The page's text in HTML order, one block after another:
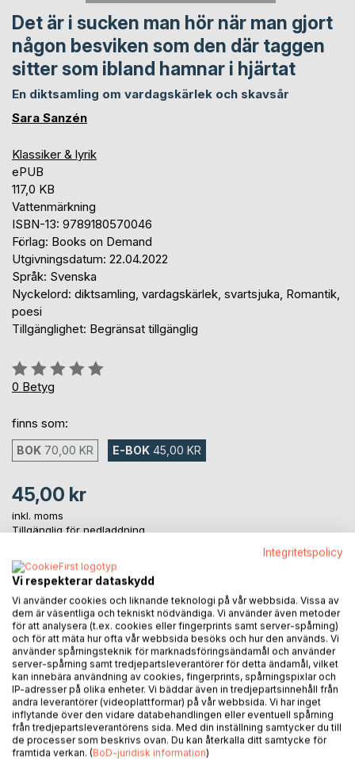
Det är i sucken man hör när man gjort
någon besviken som den där taggen
sitter som ibland hamnar i hjärtat
En diktsamling om vardagskärlek och skavsår
Sara Sanzén
Klassiker & lyrik
ePUB
117,0 KB
Vattenmärkning
ISBN-13: 9789180570046
Förlag: Books on Demand
Utgivningsdatum: 22.04.2022
Språk: Svenska
Nyckelord: diktsamling, vardagskärlek, svartsjuka, Romantik,
poesi
Tillgänglighet: Begränsat tillgänglig
Betyg::
0%
0 Betyg
finns som:
BOK 70,00 KR E-BOK 45,00 KR
45,00 kr
inkl. moms
Tillgänglig för nedladdning
LÄGG I KUNDVAGNEN
Lägg till i kom-ihåglista
Recensera titel
Integritetspolicy
Vi respekterar dataskydd
Vi använder cookies och liknande teknologi på vår webbsida. Vissa av
dem är väsentliga och tekniskt nödvändiga. Vi använder även metoder
för att analysera (t.ex. cookies eller fingerprints samt server-spårning)
och för att mäta hur ofta vår webbsida besöks och hur den används. Vi
använder spårningsteknik för marknadsföringsändamål och använder
server-spårning samt tredjepartsleverantörer för detta ändamål, vilket
kan innebära användning av cookies, fingerprints, spårningspixlar och
IP-adresser på olika enheter. Vi bäddar även in tredjepartsinnehåll från
andra leverantörer (videoplattformar) på vår webbsida. Vi har inget
inflytande över den vidare databehandlingen eller eventuell spårning
från tredjepartsleverantörens sida. Med din inställning samtycker du till
de processer som beskrivs ovan. Du kan återkalla ditt samtycke för
framtida verkan. (BoD-juridisk information)